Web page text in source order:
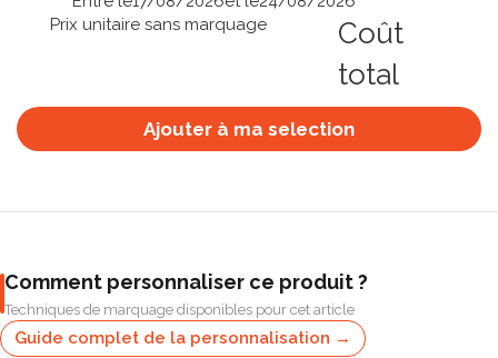
Prix unitaire sans marquage
Coût
total
Ajouter à ma selection
Comment personnaliser ce produit ?
Techniques de marquage disponibles pour cet article
Guide complet de la personnalisation →